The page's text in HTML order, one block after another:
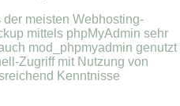
meisten Webhosting-
mittels phpMyAdmin sehr
mod_phpmyadmin genutzt
Zugriff mit Nutzung von
Kenntnisse